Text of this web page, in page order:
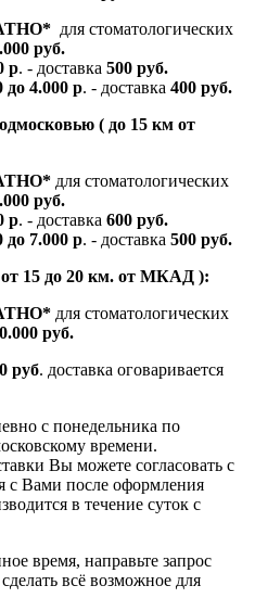
для стоматологических
руб.
р. - доставка 500 руб.
до 4.000 р. - доставка 400 руб.
( до 15 км от
для стоматологических
руб.
р. - доставка 600 руб.
до 7.000 р. - доставка 500 руб.
15 до 20 км. от МКАД ):
для стоматологических
руб.
руб. доставка оговаривается
с понедельника по
времени.
Вы можете согласовать с
с Вами после оформления
в течение суток с
время, направьте запрос
всё возможное для